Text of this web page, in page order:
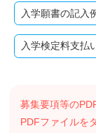
入学願書の記入
入学検定料支払
募集要項等の
PDFファイルを